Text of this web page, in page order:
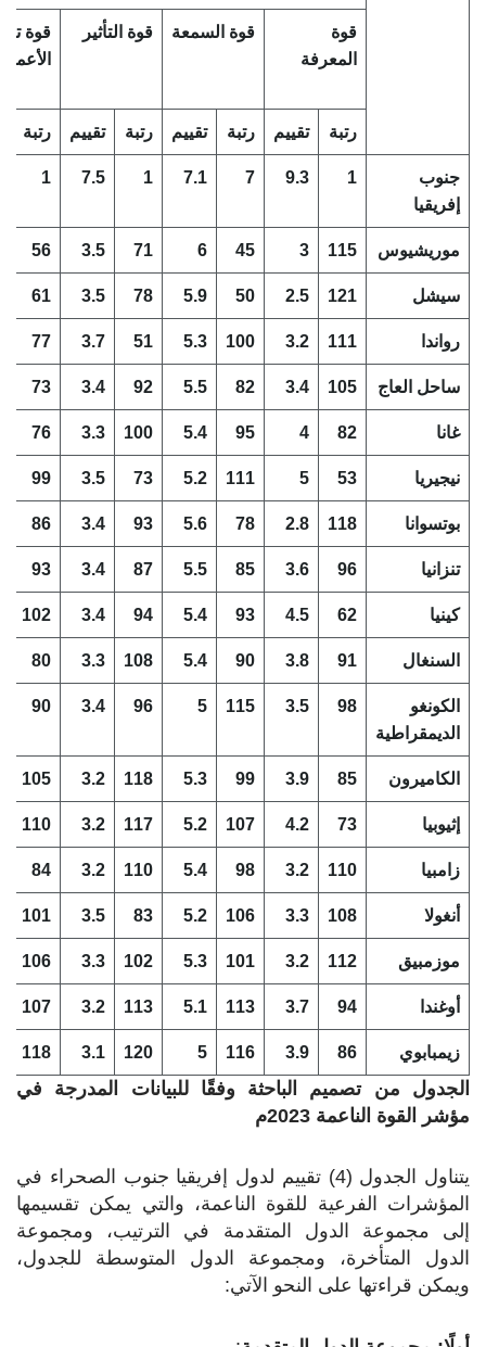
قوة
المعرفة
قوة السمعة قوة التأثير
قوة
رتبة تقييم رتبة تقييم رتبة تقييم رتبة
جنوب
إفريقيا
1
9.3
7
7.1
1
7.5
1
موريشيوس 115
3
45
6
71
3.5
56
سيشل 121
2.5
50
5.9
78
3.5
61
رواندا 111
3.2
100
5.3
51
3.7
77
ساحل العاج 105
3.4
82
5.5
92
3.4
73
غانا 82
4
95
5.4
100
3.3
76
نيجيريا 53
5
111
5.2
73
3.5
99
بوتسوانا 118
2.8
78
5.6
93
3.4
86
تنزانيا 96
3.6
85
5.5
87
3.4
93
كينيا 62
4.5
93
5.4
94
3.4
102
السنغال 91
3.8
90
5.4
108
3.3
80
الكونغو
الديمقراطية
98
3.5
115
5
96
3.4
90
الكاميرون 85
3.9
99
5.3
118
3.2
105
إثيوبيا 73
4.2
107
5.2
117
3.2
110
زامبيا 110
3.2
98
5.4
110
3.2
84
أنغولا 108
3.3
106
5.2
83
3.5
101
موزمبيق 112
3.2
101
5.3
102
3.3
106
أوغندا 94
3.7
113
5.1
113
3.2
107
زيمبابوي 86
3.9
116
5
120
3.1
118
الجدول من تصميم الباحثة وفقًا للبيانات المدرجة في
مؤشر القوة الناعمة 2023م
يتناول الجدول (4) تقييم لدول إفريقيا جنوب الصحراء في
المؤشرات الفرعية للقوة الناعمة، والتي يمكن تقسيمها
إلى مجموعة الدول المتقدمة في الترتيب، ومجموعة
الدول المتأخرة، ومجموعة الدول المتوسطة للجدول،
ويمكن قراءتها على النحو الآتي: